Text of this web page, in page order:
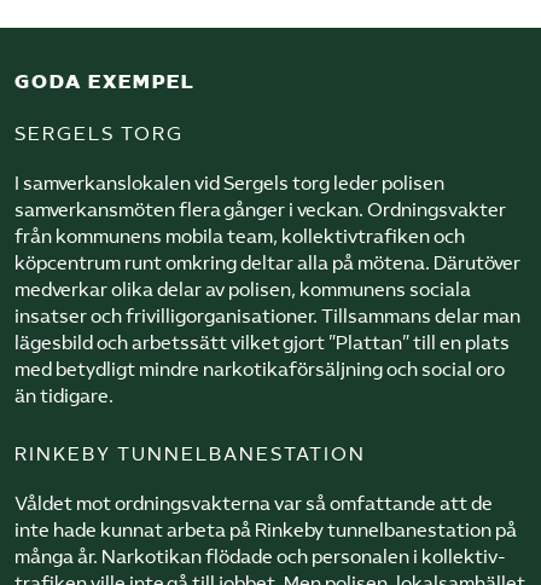
GODA EXEMPEL
SERGELS TORG
I samverkanslokalen vid Sergels torg leder polisen
samverkansmöten flera gånger i veckan. Ordningsvakter
från kommunens mobila team, kollektiv­trafiken och
köpcentrum runt omkring deltar alla på mötena. Därutöver
medverkar olika delar av polisen, kommunens sociala
insatser och frivillig­organisationer. Tillsammans delar man
lägesbild och arbetssätt vilket gjort ”Plattan” till en plats
med betydligt mindre narkotikaförsäljning och social oro
än tidigare.
RINKEBY TUNNELBANESTATION
Våldet mot ordningsvakterna var så omfattande att de
inte hade kunnat arbeta på Rinkeby tunnelbanestation på
många år. Narkotikan flödade och personalen i kollektiv­